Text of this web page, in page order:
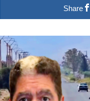
Share